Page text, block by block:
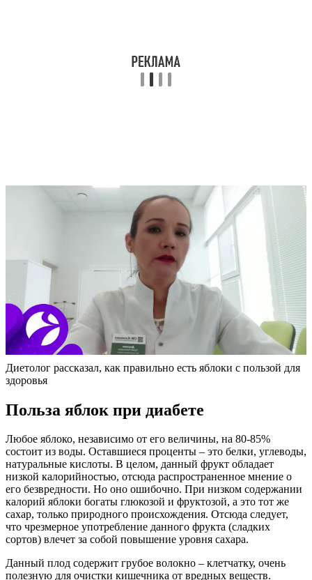
Диетолог рассказал, как правильно есть яблоки с пользой для
здоровья
Польза яблок при диабете
Любое яблоко, независимо от его величины, на 80-85%
состоит из воды. Оставшиеся проценты – это белки, углеводы,
натуральные кислоты. В целом, данный фрукт обладает
низкой калорийностью, отсюда распространенное мнение о
его безвредности. Но оно ошибочно. При низком содержании
калорий яблоки богаты глюкозой и фруктозой, а это тот же
сахар, только природного происхождения. Отсюда следует,
что чрезмерное употребление данного фрукта (сладких
сортов) влечет за собой повышение уровня сахара.
Данный плод содержит грубое волокно – клетчатку, очень
полезную для очистки кишечника от вредных веществ.